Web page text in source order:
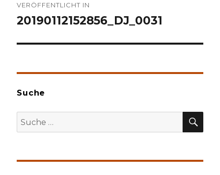
VERÖFFENTLICHT IN
20190112152856_DJ_0031
Suche
Suche
nach: